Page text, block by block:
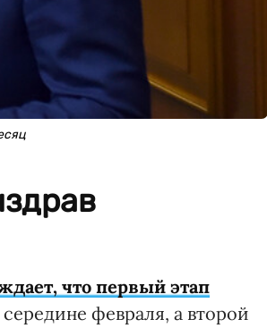
что первый этап
февраля, а второй